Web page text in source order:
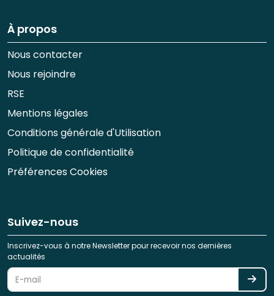
À propos
Nous contacter
Nous rejoindre
RSE
Mentions légales
Conditions générale d'Utilisation
Politique de confidentialité
Préférences Cookies
Suivez-nous
Inscrivez-vous à notre Newsletter pour recevoir nos dernières
actualités